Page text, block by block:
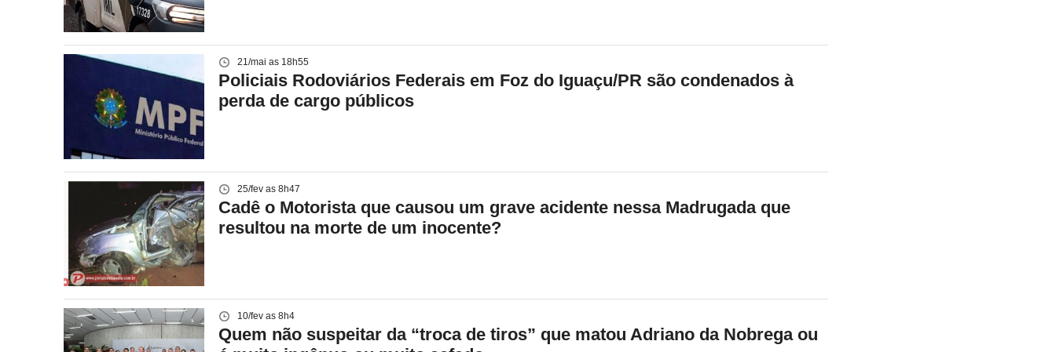
21/mai as 18h55
Policiais Rodoviários Federais em Foz do Iguaçu/PR são condenados à
perda de cargo públicos
25/fev as 8h47
Cadê o Motorista que causou um grave acidente nessa Madrugada que
resultou na morte de um inocente?
10/fev as 8h4
Quem não suspeitar da “troca de tiros” que matou Adriano da Nobrega ou